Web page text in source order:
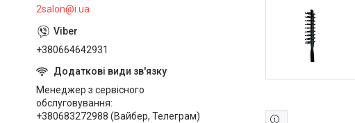
2salon@i.ua
+380664642931
Менеджер з сервісного
обслуговування
+380683272988 (Вайбер, Телеграм)